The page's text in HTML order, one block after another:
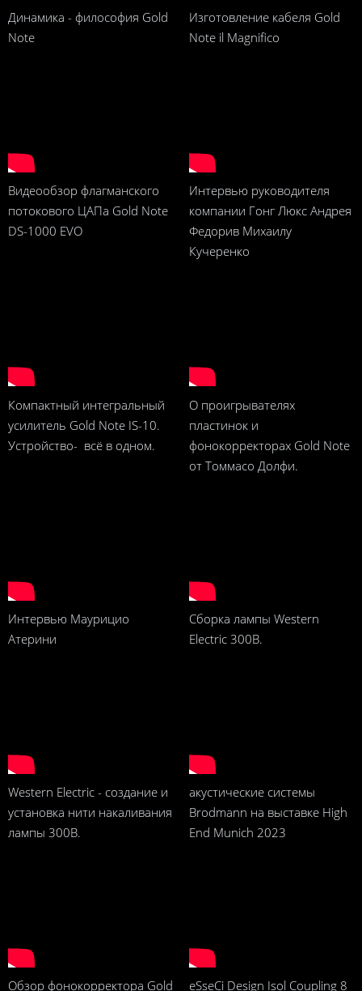
Динамика - философия Gold
Note
Изготовление кабеля Gold
Note il Magnifico
Видеообзор флагманского
потокового ЦАПа Gold Note
DS-1000 EVO
Интервью руководителя
компании Гонг Люкс Андрея
Федорив Михаилу
Кучеренко
Компактный интегральный
усилитель Gold Note IS-10.
Устройство- всё в одном.
О проигрывателях
пластинок и
фонокорректорах Gold Note
от Томмасо Долфи.
Интервью Маурицио
Атерини
Сборка лампы Western
Electric 300B.
Western Electric - создание и
установка нити накаливания
лампы 300B.
акустические системы
Brodmann на выставке High
End Munich 2023
Обзор фонокорректора Gold
eSseCi Design Isol Coupling 8